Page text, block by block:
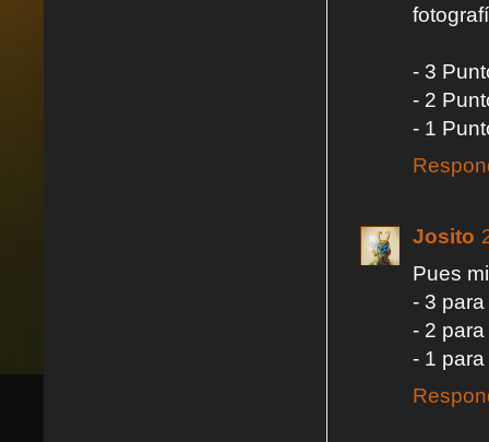
- 3
- 2
- 1
Josito
Pues
- 3 para
- 2 para
- 1 para